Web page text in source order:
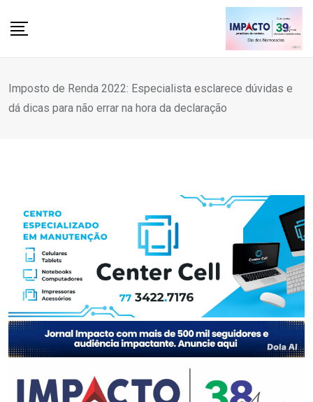
Imposto de Renda 2022: Especialista esclarece dúvidas e
dá dicas para não errar na hora da declaração